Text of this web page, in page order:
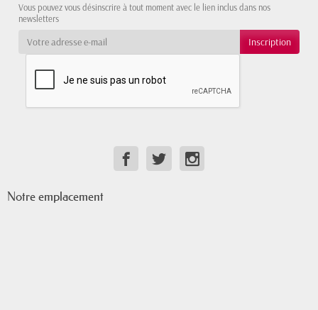
Vous pouvez vous désinscrire à tout moment avec le lien inclus dans nos
newsletters
Notre emplacement